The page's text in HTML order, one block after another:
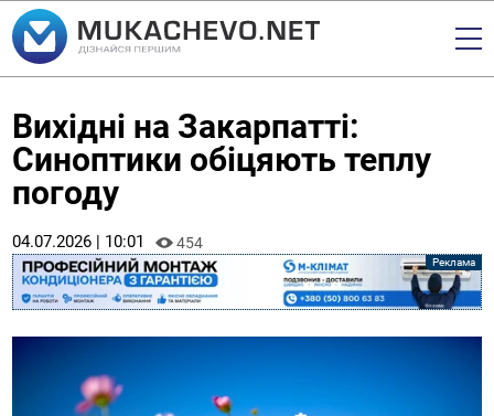
Вихідні на Закарпатті:
Синоптики обіцяють теплу
погоду
04.07.2026 | 10:01 454